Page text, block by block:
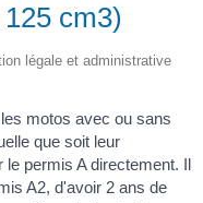
cm3)
légale et administrative
motos avec ou sans
que soit leur
permis A directement. Il
A2, d'avoir 2 ans de